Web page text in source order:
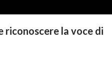
riconoscere la voce di